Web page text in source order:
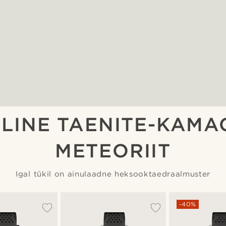
TAENITE-
METEORIIT
Igal tükil on ainulaadne heksooktaedraalmuster
-40%